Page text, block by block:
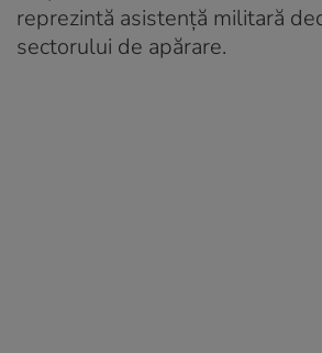
reprezintă asistență militară
sectorului de apărare.